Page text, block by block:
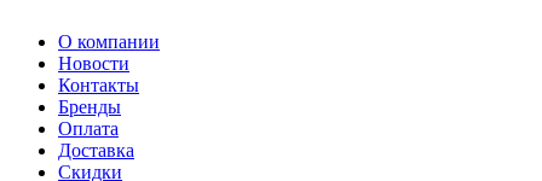
О компании
Новости
Контакты
Бренды
Оплата
Доставка
Скидки